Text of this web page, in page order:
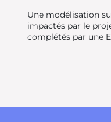
Une modélisation
impactés par le
complétés par une